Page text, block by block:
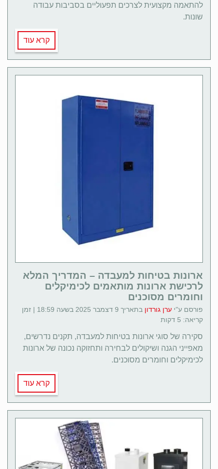
להתאמה מקצועית לצרכים תפעוליים בסביבות עבודה
שונות.
קרא עוד
ארונות בטיחות למעבדה – המדריך המלא
לרכישת ארונות מותאמים לכימיקלים
וחומרים מסוכנים
פורסם ע"י ערן גורדון
בתאריך 9 דצמבר 2025 בשעה 18:59 | זמן
קריאה: 5 דקות
סקירה של סוגי ארונות בטיחות למעבדה, תקנים נדרשים,
מאפייני הגנה ושיקולים לבחירה ותחזוקה נכונה של ארונות
לכימיקלים וחומרים מסוכנים.
קרא עוד